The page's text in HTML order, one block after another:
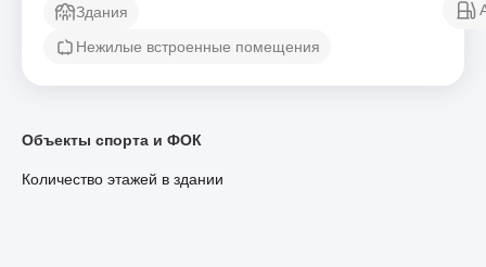
Здания
Нежилые встроенные помещения
Объекты спорта и ФОК
Количество этажей в здании